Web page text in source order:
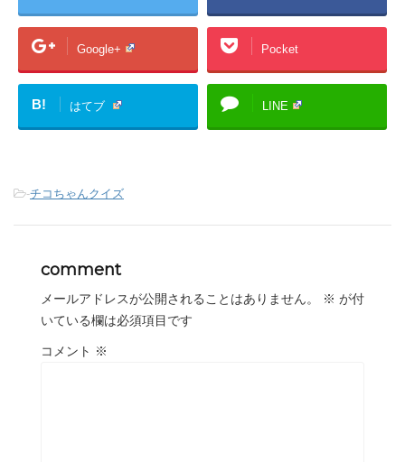
Google+ Pocket
B! はてブ LINE
-チコちゃんクイズ
comment
メールアドレスが公開されることはありません。 ※ が付
いている欄は必須項目です
コメント ※